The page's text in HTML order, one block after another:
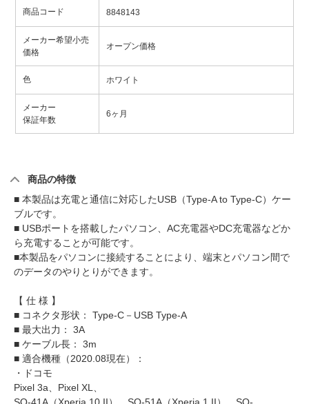
商品コード 8848143
メーカー希望小売
価格
オープン価格
色 ホワイト
メーカー
保証年数
6ヶ月
商品の特徴
■ 本製品は充電と通信に対応したUSB（Type-A to Type-C）ケー
ブルです。
■ USBポートを搭載したパソコン、AC充電器やDC充電器などか
ら充電することが可能です。
■本製品をパソコンに接続することにより、端末とパソコン間で
のデータのやりとりができます。
【 仕 様 】
■ コネクタ形状： Type-C－USB Type-A
■ 最大出力： 3A
■ ケーブル長： 3m
■ 適合機種（2020.08現在）：
・ドコモ
Pixel 3a、Pixel XL、